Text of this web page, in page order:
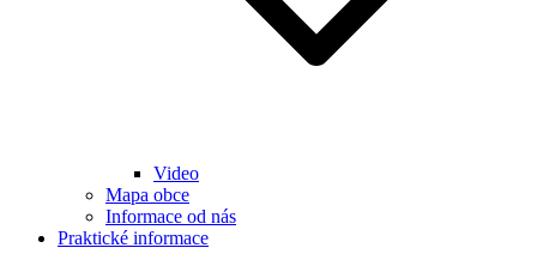
Video
Mapa obce
Informace od nás
Praktické informace